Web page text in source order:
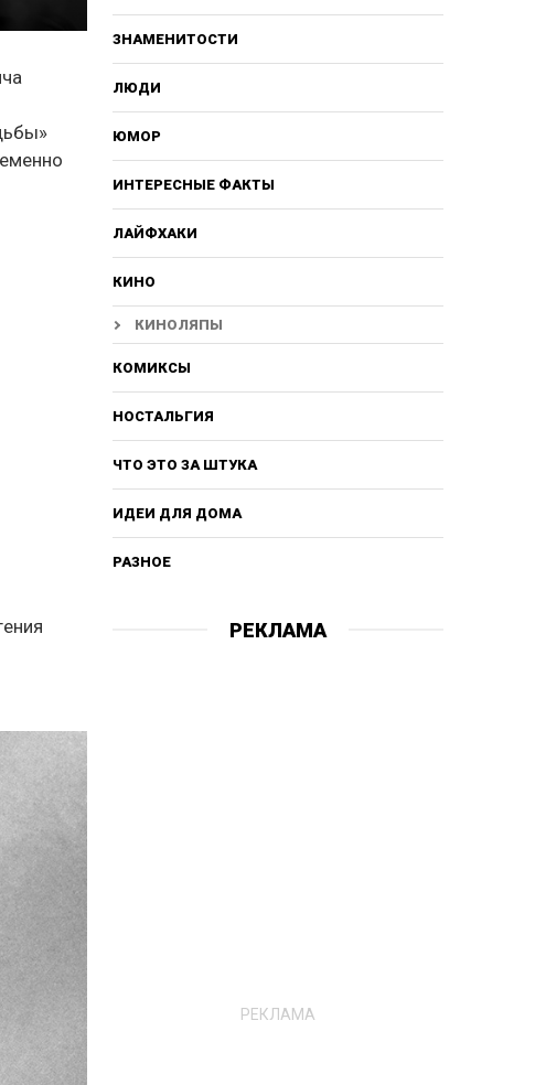
ЗНАМЕНИТОСТИ
ЛЮДИ
ЮМОР
ИНТЕРЕСНЫЕ ФАКТЫ
ЛАЙФХАКИ
КИНО
КИНОЛЯПЫ
КОМИКСЫ
НОСТАЛЬГИЯ
ЧТО ЭТО ЗА ШТУКА
ИДЕИ ДЛЯ ДОМА
РАЗНОЕ
РЕКЛАМА
РЕКЛАМА